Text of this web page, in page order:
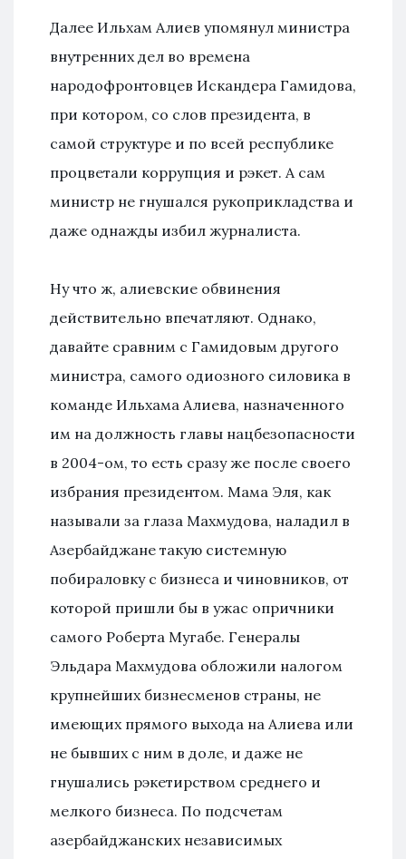
Далее Ильхам Алиев упомянул министра
внутренних дел во времена
народофронтовцев Искандера Гамидова,
при котором, со слов президента, в
самой структуре и по всей республике
процветали коррупция и рэкет. А сам
министр не гнушался рукоприкладства и
даже однажды избил журналиста.
Ну что ж, алиевские обвинения
действительно впечатляют. Однако,
давайте сравним с Гамидовым другого
министра, самого одиозного силовика в
команде Ильхама Алиева, назначенного
им на должность главы нацбезопасности
в 2004-ом, то есть сразу же после своего
избрания президентом. Мама Эля, как
называли за глаза Махмудова, наладил в
Азербайджане такую системную
побираловку с бизнеса и чиновников, от
которой пришли бы в ужас опричники
самого Роберта Мугабе. Генералы
Эльдара Махмудова обложили налогом
крупнейших бизнесменов страны, не
имеющих прямого выхода на Алиева или
не бывших с ним в доле, и даже не
гнушались рэкетирством среднего и
мелкого бизнеса. По подсчетам
азербайджанских независимых